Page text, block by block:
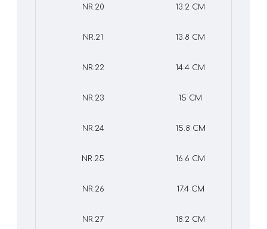
NR.20 13.2 CM
NR.21 13.8 CM
NR.22 14.4 CM
NR.23 15 CM
NR.24 15.8 CM
NR.25 16.6 CM
NR.26 17.4 CM
NR.27 18.2 CM